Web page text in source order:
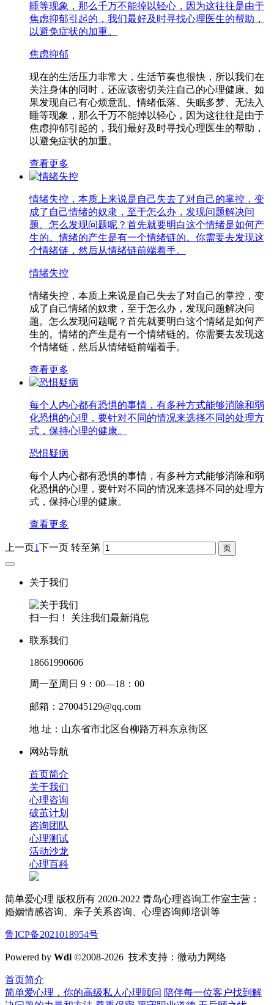
睡等现象，那么千万不能掉以轻心，因为这往往是由于
焦虑抑郁引起的，我们最好及时寻找心理医生的帮助，
以避免症状的加重。
焦虑抑郁
现在的生活压力非常大，生活节奏也很快，所以我们在
关注身体的同时，还应该密切关注自己的心理健康。如
果发现自己有心烦意乱、情绪低落、失眠多梦、无法入
睡等现象，那么千万不能掉以轻心，因为这往往是由于
焦虑抑郁引起的，我们最好及时寻找心理医生的帮助，
以避免症状的加重。
查看更多
情绪失控，本质上来说是自己失去了对自己的掌控，变
成了自己情绪的奴隶，至于怎么办，发现问题解决问
题。怎么发现问题呢？首先就要明白这个情绪是如何产
生的。情绪的产生是有一个情绪链的。你需要去发现这
个情绪链，然后从情绪链前端着手。
情绪失控
情绪失控，本质上来说是自己失去了对自己的掌控，变
成了自己情绪的奴隶，至于怎么办，发现问题解决问
题。怎么发现问题呢？首先就要明白这个情绪是如何产
生的。情绪的产生是有一个情绪链的。你需要去发现这
个情绪链，然后从情绪链前端着手。
查看更多
每个人内心都有恐惧的事情，有多种方式能够消除和弱
化恐惧的心理，要针对不同的情况来选择不同的处理方
式，保持心理的健康。
恐惧疑病
每个人内心都有恐惧的事情，有多种方式能够消除和弱
化恐惧的心理，要针对不同的情况来选择不同的处理方
式，保持心理的健康。
查看更多
上一页1下一页 转至第
关于我们
扫一扫！ 关注我们最新消息
联系我们
18661990606
周一至周日 9：00—18：00
邮箱：270045129@qq.com
地 址：山东省市北区台柳路万科东京街区
网站导航
首页简介
关于我们
心理咨询
破茧计划
咨询团队
心理测试
活动沙龙
心理百科
简单爱心理 版权所有 2020-2022 青岛心理咨询工作室主营：
婚姻情感咨询、亲子关系咨询、心理咨询师培训等
鲁ICP备2021018954号
Powered by Wdl ©2008-2026 技术支持：微动力网络
首页简介
简单爱心理，你的高级私人心理顾问 陪伴每一位客户找到解